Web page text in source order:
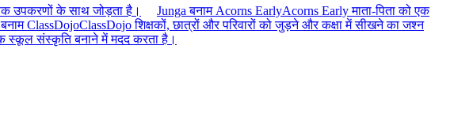
उपकरणों के साथ जोड़ता है। Junga बनाम Acorns EarlyAcorns Early माता-पिता को एक
ClassDojoClassDojo शिक्षकों, छात्रों और परिवारों को जुड़ने और कक्षा में सीखने का जश्न
स्कूल संस्कृति बनाने में मदद करता है।